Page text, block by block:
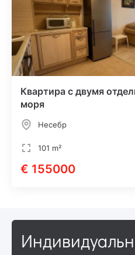
Квартира с двумя
моря
Несебр
101 m²
€ 155000